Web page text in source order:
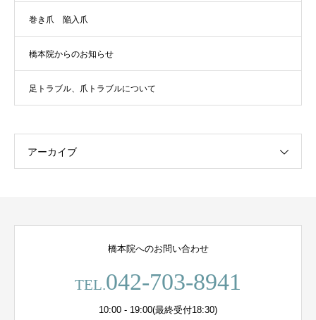
巻き爪 陥入爪
橋本院からのお知らせ
足トラブル、爪トラブルについて
アーカイブ
橋本院へのお問い合わせ
TEL.042-703-8941
10:00 - 19:00(最終受付18:30)